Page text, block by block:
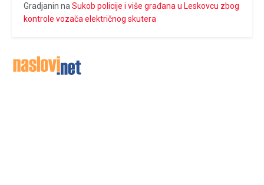
Gradjanin na Sukob policije i više građana u Leskovcu zbog
kontrole vozača električnog skutera